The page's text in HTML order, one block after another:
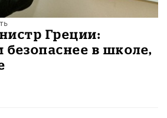
Греции:
в школе,